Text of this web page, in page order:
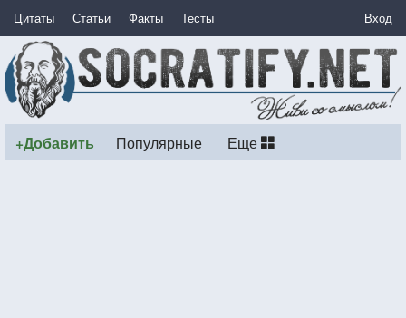
Цитаты Статьи Факты Тесты Вход
+Добавить Популярные Еще